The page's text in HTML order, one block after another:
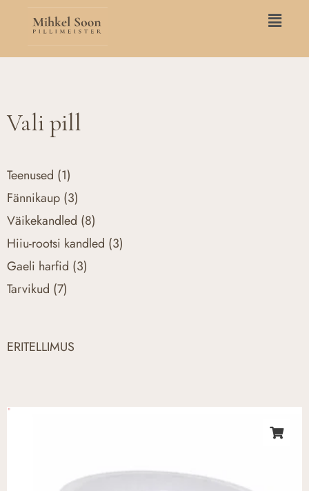
content
Main
Vali pill
Teenused (1)
Fännikaup (3)
Väikekandled (8)
Hiiu-rootsi kandled (3)
Gaeli harfid (3)
Tarvikud (7)
ERITELLIMUS